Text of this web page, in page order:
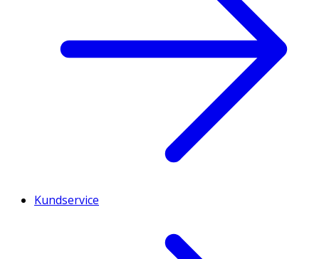
Kundservice